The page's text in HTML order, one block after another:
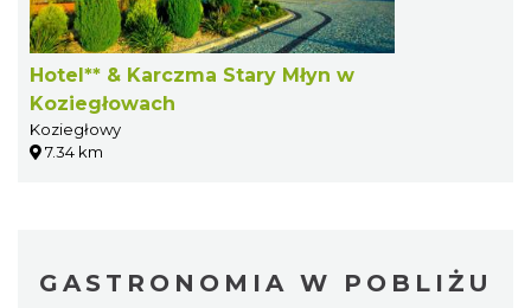
Hotel** & Karczma Stary Młyn w
Koziegłowach
Koziegłowy
7.34 km
GASTRONOMIA W POBLIŻU